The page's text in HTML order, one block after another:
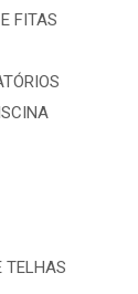
FITAS
TELHAS